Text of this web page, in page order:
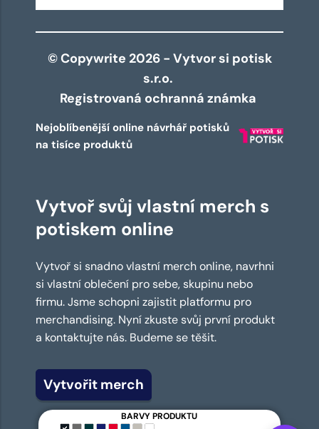
BARVY PRODUKTU
© Copywrite 2026 - Vytvor si potisk
s.r.o.
Registrovaná ochranná známka
Nejoblíbenější online návrhář potisků
na tisíce produktů
Vytvoř svůj vlastní merch s
potiskem online
Vytvoř si snadno vlastní merch online, navrhni
si vlastní oblečení pro sebe, skupinu nebo
firmu. Jsme schopni zajistit platformu pro
merchandising. Nyní zkuste svůj první produkt
a kontaktujte nás. Budeme se těšit.
Vytvořit merch